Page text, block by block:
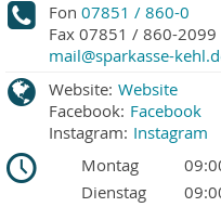
Fon 07851 / 860-0
Fax 07851 / 860-2099
mail@sparkasse-
Website: Website
Facebook: Facebook
Instagram: Instagram
Montag
Dienstag